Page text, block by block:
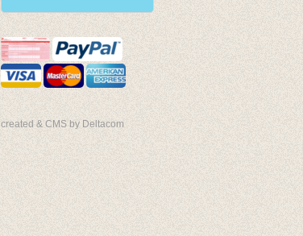
created & CMS by Deltacom